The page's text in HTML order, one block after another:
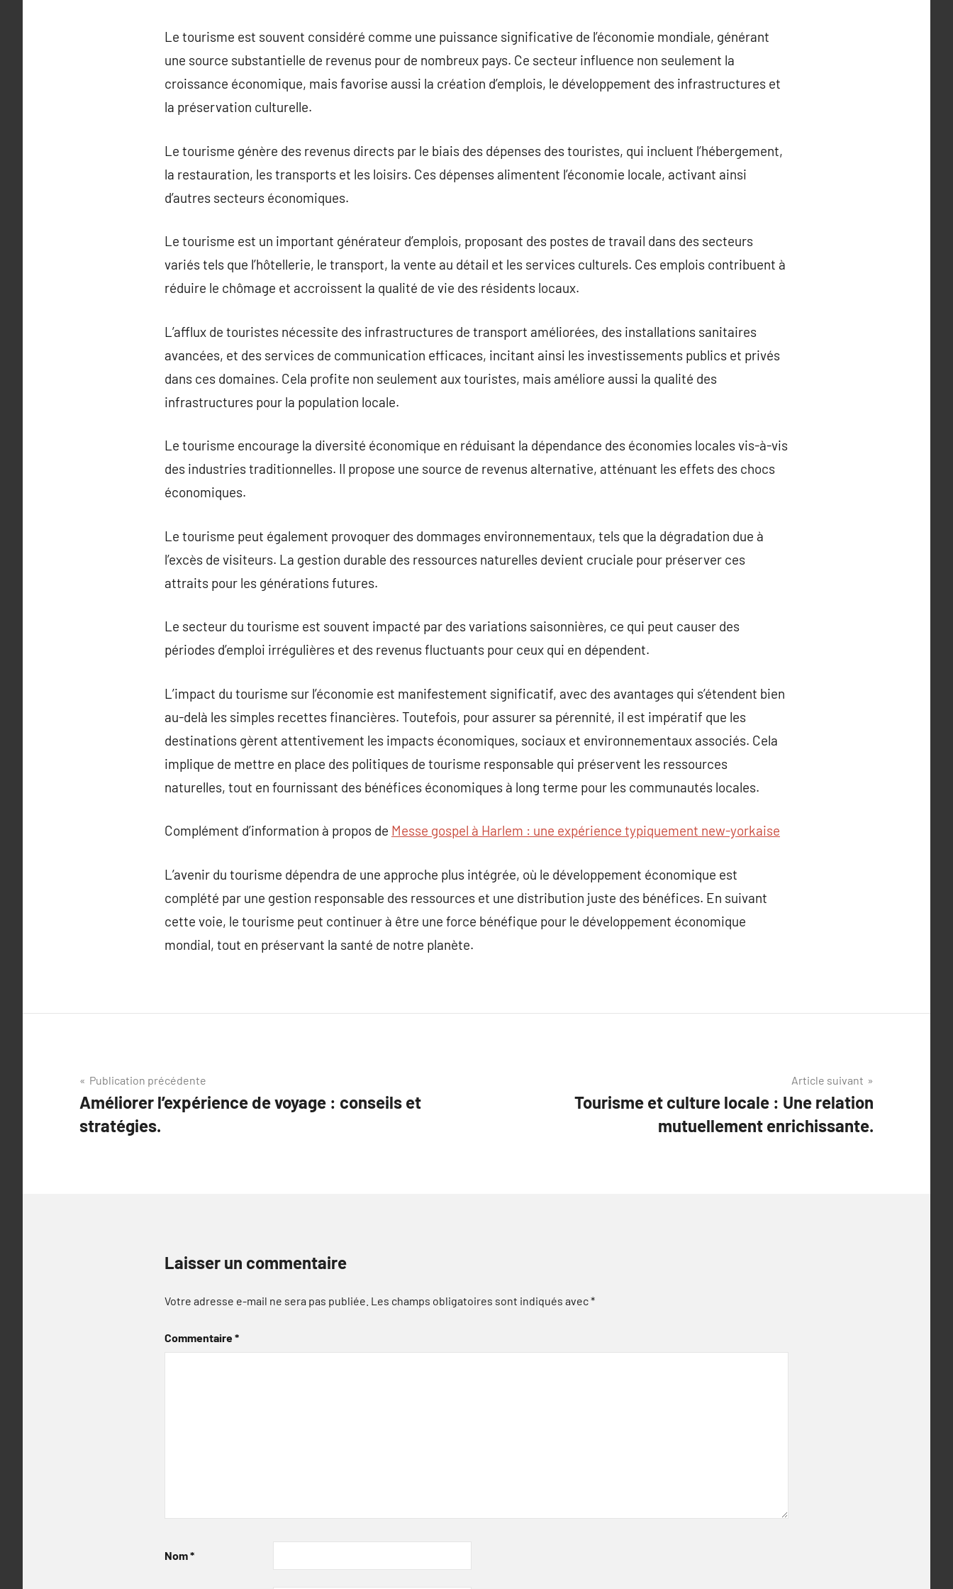
Le tourisme est souvent considéré comme une puissance significative de l’économie mondiale, générant
une source substantielle de revenus pour de nombreux pays. Ce secteur influence non seulement la
croissance économique, mais favorise aussi la création d’emplois, le développement des infrastructures et
la préservation culturelle.
Le tourisme génère des revenus directs par le biais des dépenses des touristes, qui incluent l’hébergement,
la restauration, les transports et les loisirs. Ces dépenses alimentent l’économie locale, activant ainsi
d’autres secteurs économiques.
Le tourisme est un important générateur d’emplois, proposant des postes de travail dans des secteurs
variés tels que l’hôtellerie, le transport, la vente au détail et les services culturels. Ces emplois contribuent à
réduire le chômage et accroissent la qualité de vie des résidents locaux.
L’afflux de touristes nécessite des infrastructures de transport améliorées, des installations sanitaires
avancées, et des services de communication efficaces, incitant ainsi les investissements publics et privés
dans ces domaines. Cela profite non seulement aux touristes, mais améliore aussi la qualité des
infrastructures pour la population locale.
Le tourisme encourage la diversité économique en réduisant la dépendance des économies locales vis-à-vis
des industries traditionnelles. Il propose une source de revenus alternative, atténuant les effets des chocs
économiques.
Le tourisme peut également provoquer des dommages environnementaux, tels que la dégradation due à
l’excès de visiteurs. La gestion durable des ressources naturelles devient cruciale pour préserver ces
attraits pour les générations futures.
Le secteur du tourisme est souvent impacté par des variations saisonnières, ce qui peut causer des
périodes d’emploi irrégulières et des revenus fluctuants pour ceux qui en dépendent.
L’impact du tourisme sur l’économie est manifestement significatif, avec des avantages qui s’étendent bien
au-delà les simples recettes financières. Toutefois, pour assurer sa pérennité, il est impératif que les
destinations gèrent attentivement les impacts économiques, sociaux et environnementaux associés. Cela
implique de mettre en place des politiques de tourisme responsable qui préservent les ressources
naturelles, tout en fournissant des bénéfices économiques à long terme pour les communautés locales.
Complément d’information à propos de Messe gospel à Harlem : une expérience typiquement new-yorkaise
L’avenir du tourisme dépendra de une approche plus intégrée, où le développement économique est
complété par une gestion responsable des ressources et une distribution juste des bénéfices. En suivant
cette voie, le tourisme peut continuer à être une force bénéfique pour le développement économique
mondial, tout en préservant la santé de notre planète.
Navigation
de
l’article
Publication précédente
Améliorer l’expérience de voyage : conseils et
stratégies.
Article suivant
Tourisme et culture locale : Une relation
mutuellement enrichissante.
Laisser un commentaire
Votre adresse e-mail ne sera pas publiée. Les champs obligatoires sont indiqués avec*
Commentaire*
Nom*